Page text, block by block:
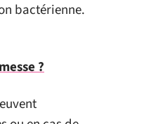
bactérienne.
?